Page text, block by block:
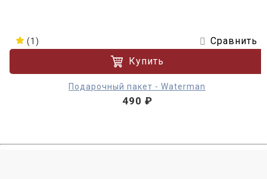
(1)
Сравнить
Купить
Подарочный пакет - Waterman
490 ₽